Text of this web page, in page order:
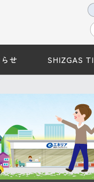
せ SHIZGAS